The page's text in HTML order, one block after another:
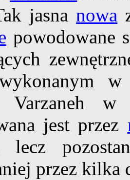
jasna nowa
powodowane
Varzaneh
jest przez
lecz
przez kilka